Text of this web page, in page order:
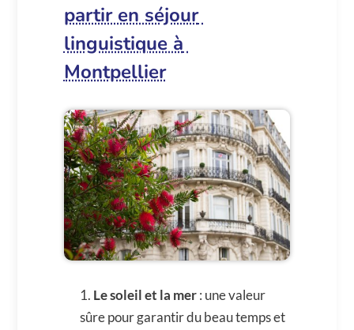
partir en séjour
linguistique à
Montpellier
Le soleil et la mer: une valeur
sûre pour garantir du beau temps et